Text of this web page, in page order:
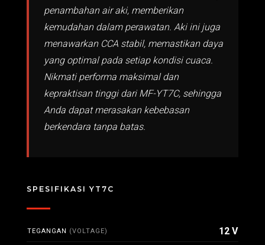
penambahan air aki, memberikan
kemudahan dalam perawatan. Aki ini juga
menawarkan CCA stabil, memastikan daya
yang optimal pada setiap kondisi cuaca.
Nikmati performa maksimal dan
kepraktisan tinggi dari MF-YT7C, sehingga
Anda dapat merasakan kebebasan
berkendara tanpa batas.
SPESIFIKASI YT7C
TEGANGAN (VOLTAGE) 12 V